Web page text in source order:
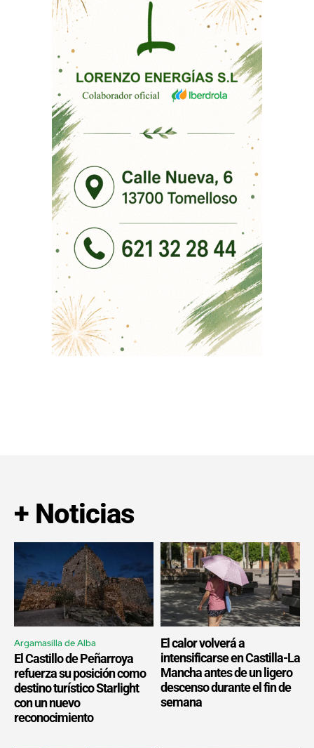
+ Noticias
Argamasilla de Alba
El Castillo de Peñarroya
refuerza su posición como
destino turístico Starlight
con un nuevo
reconocimiento
El calor volverá a
intensificarse en Castilla-La
Mancha antes de un ligero
descenso durante el fin de
semana